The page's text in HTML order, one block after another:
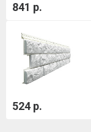
841 р.
524 р.